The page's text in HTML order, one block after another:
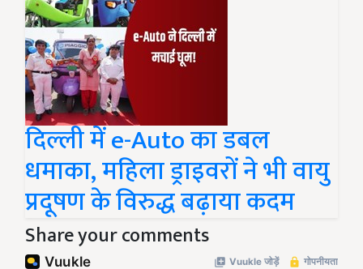
दिल्ली में e-Auto का डबल
धमाका, महिला ड्राइवरों ने भी वायु
प्रदूषण के विरुद्ध बढ़ाया कदम
Share your comments